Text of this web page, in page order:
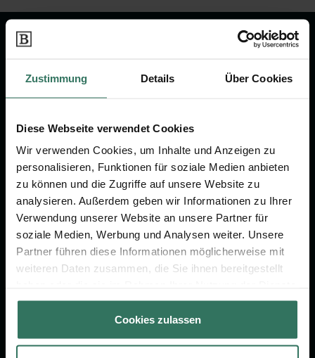
Zustimmung Details Über Cookies
Diese Webseite verwendet Cookies
Wir verwenden Cookies, um Inhalte und Anzeigen zu
personalisieren, Funktionen für soziale Medien anbieten
zu können und die Zugriffe auf unsere Website zu
analysieren. Außerdem geben wir Informationen zu Ihrer
Verwendung unserer Website an unsere Partner für
soziale Medien, Werbung und Analysen weiter. Unsere
Partner führen diese Informationen möglicherweise mit
weiteren Daten zusammen, die Sie ihnen bereitgestellt
gesammelt haben.
Cookies zulassen
Wir sind Ihr Ansprechpartner rund
um das Thema Bestattung &
Vorsorge.
Jetzt beraten lassen
FÜR SIE
Vergleich
Ratgeber
Verzeichnis
FÜR BESTATTER
Online-Portal
Kostenlos registrieren